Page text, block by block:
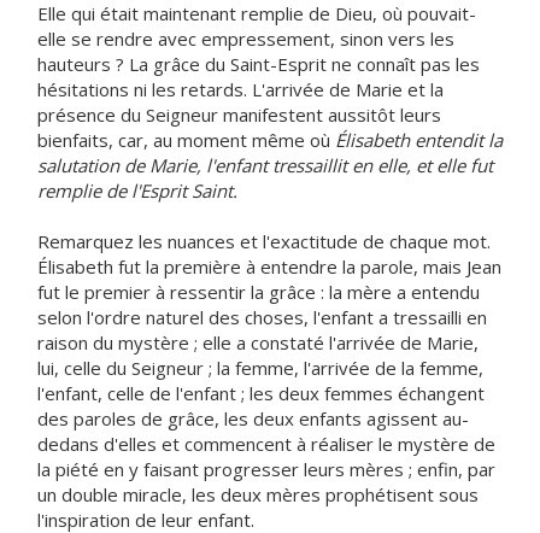
Elle qui était maintenant remplie de Dieu, où pouvait-
elle se rendre avec empressement, sinon vers les
hauteurs ? La grâce du Saint-Esprit ne connaît pas les
hésitations ni les retards. L'arrivée de Marie et la
présence du Seigneur manifestent aussitôt leurs
bienfaits, car, au moment même où Élisabeth entendit la
salutation de Marie, l'enfant tressaillit en elle, et elle fut
remplie de l'Esprit Saint.
Remarquez les nuances et l'exactitude de chaque mot.
Élisabeth fut la première à entendre la parole, mais Jean
fut le premier à ressentir la grâce : la mère a entendu
selon l'ordre naturel des choses, l'enfant a tressailli en
raison du mystère ; elle a constaté l'arrivée de Marie,
lui, celle du Seigneur ; la femme, l'arrivée de la femme,
l'enfant, celle de l'enfant ; les deux femmes échangent
des paroles de grâce, les deux enfants agissent au-
dedans d'elles et commencent à réaliser le mystère de
la piété en y faisant progresser leurs mères ; enfin, par
un double miracle, les deux mères prophétisent sous
l'inspiration de leur enfant.